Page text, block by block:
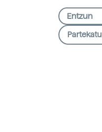
Partekatu